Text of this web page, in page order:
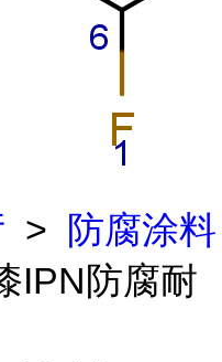
>
防腐涂料
IPN防腐耐